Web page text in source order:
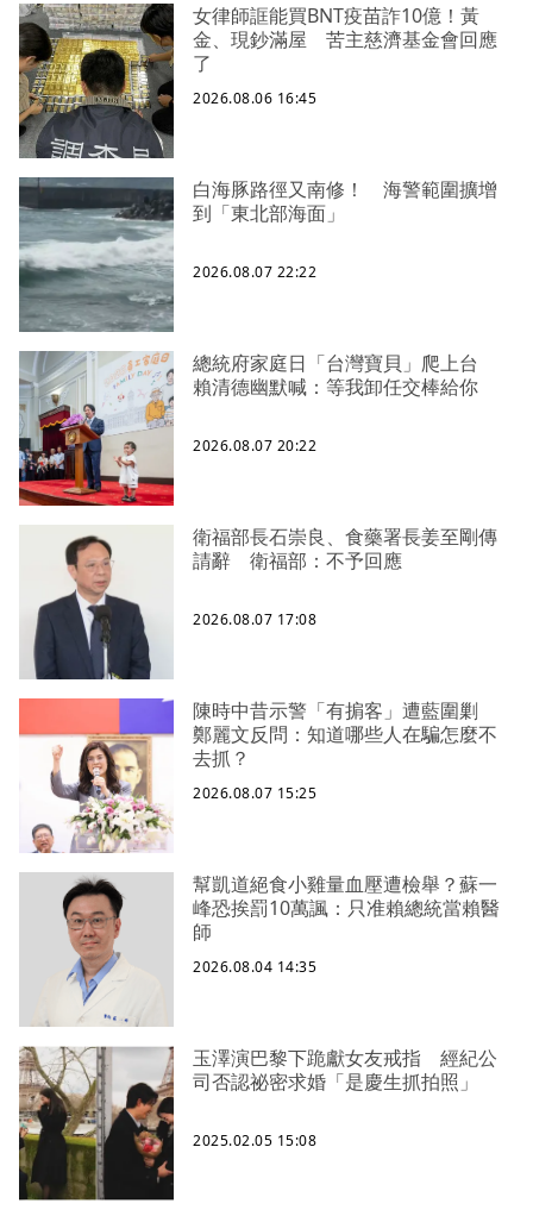
女律師誆能買BNT疫苗詐10億！黃
金、現鈔滿屋 苦主慈濟基金會回應
了
2026.08.06 16:45
白海豚路徑又南修！ 海警範圍擴增
到「東北部海面」
2026.08.07 22:22
總統府家庭日「台灣寶貝」爬上台
賴清德幽默喊：等我卸任交棒給你
2026.08.07 20:22
衛福部長石崇良、食藥署長姜至剛傳
請辭 衛福部：不予回應
2026.08.07 17:08
陳時中昔示警「有掮客」遭藍圍剿
鄭麗文反問：知道哪些人在騙怎麼不
去抓？
2026.08.07 15:25
幫凱道絕食小雞量血壓遭檢舉？蘇一
峰恐挨罰10萬諷：只准賴總統當賴醫
師
2026.08.04 14:35
玉澤演巴黎下跪獻女友戒指 經紀公
司否認祕密求婚「是慶生抓拍照」
2025.02.05 15:08